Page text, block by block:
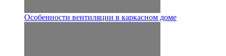
Особенности вентиляции в каркасном доме